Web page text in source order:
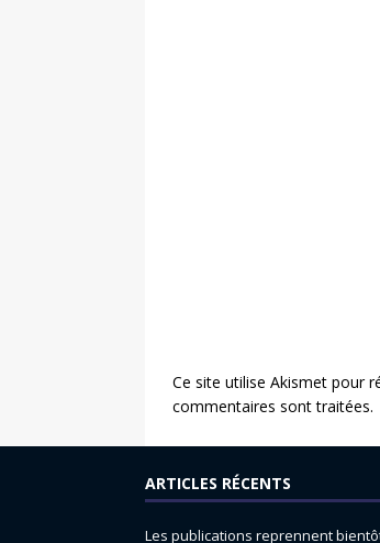
Ce site utilise Akismet pour
commentaires sont traitées.
ARTICLES RÉCENTS
Les publications reprennent